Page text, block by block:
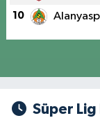
10
Süper